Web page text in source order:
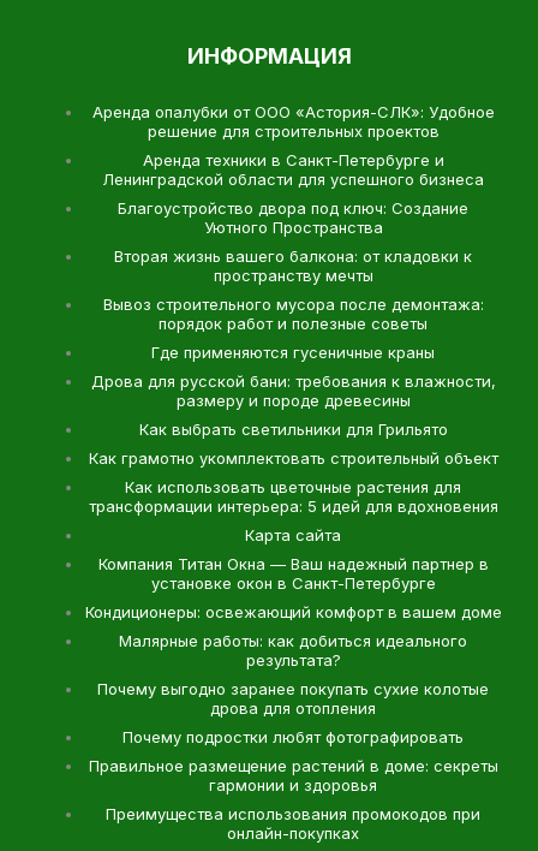
ИНФОРМАЦИЯ
Аренда опалубки от ООО «Астория-СЛК»: Удобное
решение для строительных проектов
Аренда техники в Санкт-Петербурге и
Ленинградской области для успешного бизнеса
Благоустройство двора под ключ: Создание
Уютного Пространства
Вторая жизнь вашего балкона: от кладовки к
пространству мечты
Вывоз строительного мусора после демонтажа:
порядок работ и полезные советы
Где применяются гусеничные краны
Дрова для русской бани: требования к влажности,
размеру и породе древесины
Как выбрать светильники для Грильято
Как грамотно укомплектовать строительный объект
Как использовать цветочные растения для
трансформации интерьера: 5 идей для вдохновения
Карта сайта
Компания Титан Окна — Ваш надежный партнер в
установке окон в Санкт-Петербурге
Кондиционеры: освежающий комфорт в вашем доме
Малярные работы: как добиться идеального
результата?
Почему выгодно заранее покупать сухие колотые
дрова для отопления
Почему подростки любят фотографировать
Правильное размещение растений в доме: секреты
гармонии и здоровья
Преимущества использования промокодов при
онлайн-покупках